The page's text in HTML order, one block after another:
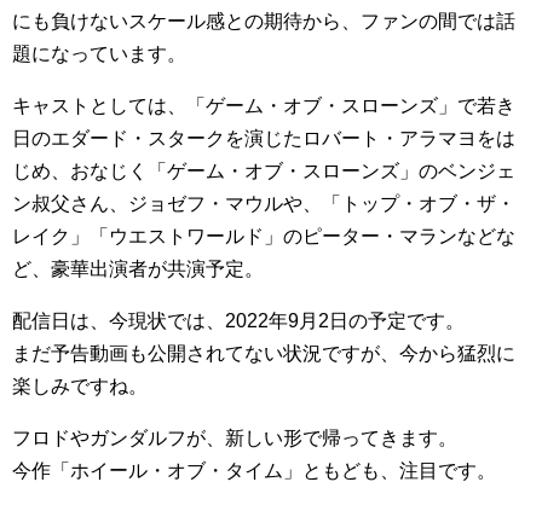
にも負けないスケール感との期待から、ファンの間では話
題になっています。
キャストとしては、「ゲーム・オブ・スローンズ」で若き
日のエダード・スタークを演じたロバート・アラマヨをは
じめ、おなじく「ゲーム・オブ・スローンズ」のベンジェ
ン叔父さん、ジョゼフ・マウルや、「トップ・オブ・ザ・
レイク」「ウエストワールド」のピーター・マランなどな
ど、豪華出演者が共演予定。
配信日は、今現状では、2022年9月2日の予定です。
まだ予告動画も公開されてない状況ですが、今から猛烈に
楽しみですね。
フロドやガンダルフが、新しい形で帰ってきます。
今作「ホイール・オブ・タイム」ともども、注目です。